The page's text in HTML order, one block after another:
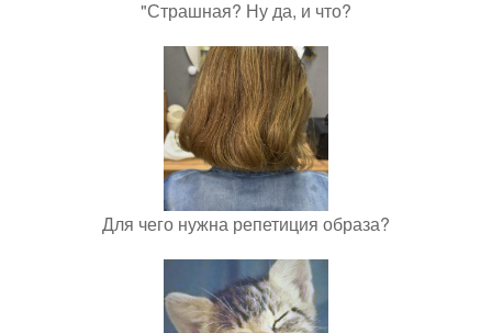
"Страшная? Ну да, и что?
Для чего нужна репетиция образа?